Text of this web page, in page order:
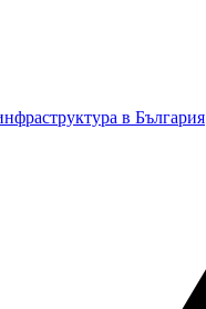
в България